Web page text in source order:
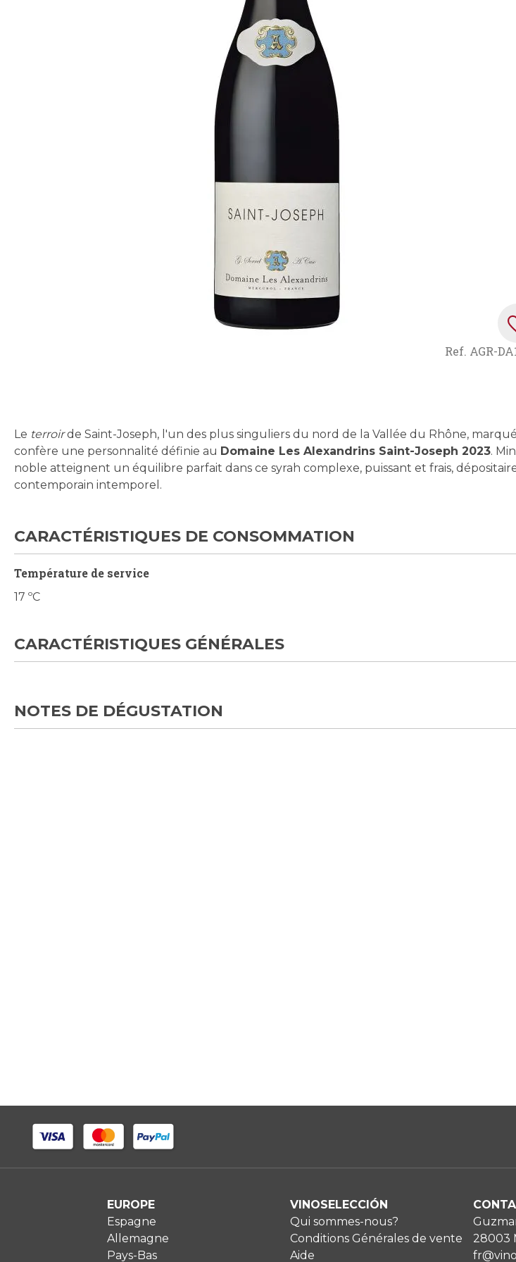
of
the
images
gallery
Ref. AGR-
Le terroirde Saint-Joseph, l'un des plus singuliers du nord de la Vallée du Rhône,
confère une personnalité définie au Domaine Les Alexandrins Saint-Joseph 2023.
noble atteignent un équilibre parfait dans ce syrah complexe, puissant et frais,
contemporain intemporel.
CARACTÉRISTIQUES DE CONSOMMATION
Température de service
17 ºC
CARACTÉRISTIQUES GÉNÉRALES
NOTES DE DÉGUSTATION
EUROPE
Espagne
Allemagne
Pays-Bas
VINOSELECCIÓN
Qui sommes-nous?
Conditions Générales de vente
Aide
28003